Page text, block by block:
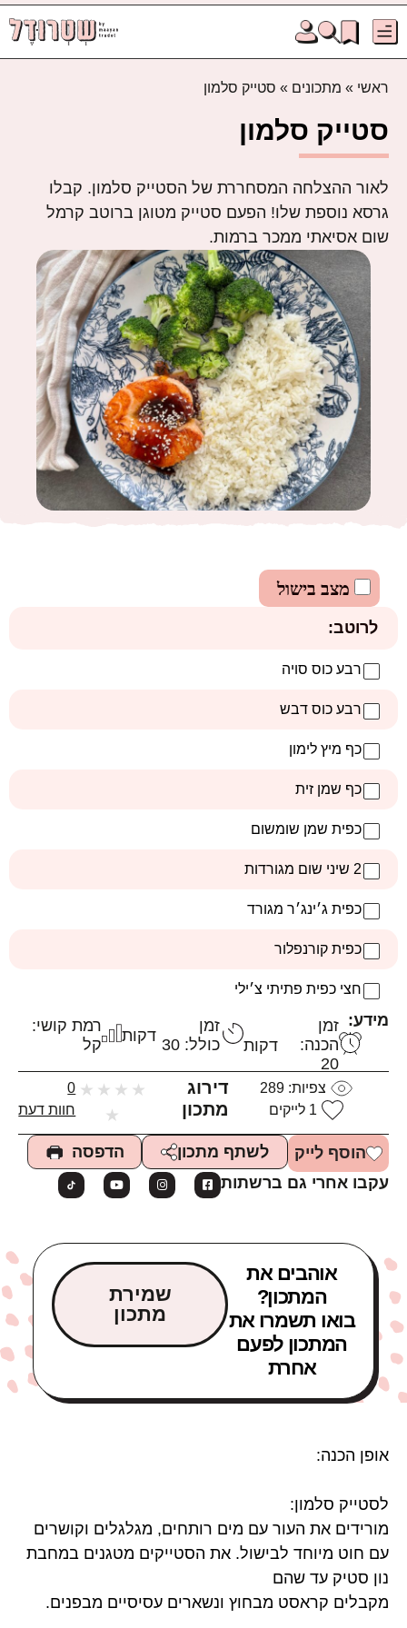
ראשי » מתכונים » סטייק סלמון
סטייק סלמון
לאור ההצלחה המסחררת של הסטייק סלמון. קבלו
גרסא נוספת שלו! הפעם סטייק מטוגן ברוטב קרמל
שום אסיאתי ממכר ברמות.
מצב בישול
לרוטב:
רבע כוס סויה
רבע כוס דבש
כף מיץ לימון
כף שמן זית
כפית שמן שומשום
2 שיני שום מגורדות
כפית ג׳ינג׳ר מגורד
כפית קורנפלור
חצי כפית פתיתי צ׳ילי
מידע: זמן
הכנה:
20
דקות
זמן
כולל: 30
דקות
רמת קושי:
קל
צפיות:289
1 לייקים
דירוג
מתכון
★
★
★
★
★
0
חוות דעת
הוסף לייק לשתף מתכון
הדפסה
עקבו אחרי גם ברשתות
אוהבים את
המתכון?
בואו תשמרו את
המתכון לפעם
אחרת
שמירת
מתכון
אופן הכנה:
לסטייק סלמון:
מורידים את העור עם מים רותחים, מגלגלים וקושרים
עם חוט מיוחד לבישול. את הסטייקים מטגנים במחבת
נון סטיק עד שהם
מקבלים קראסט מבחוץ ונשארים עסיסיים מבפנים.